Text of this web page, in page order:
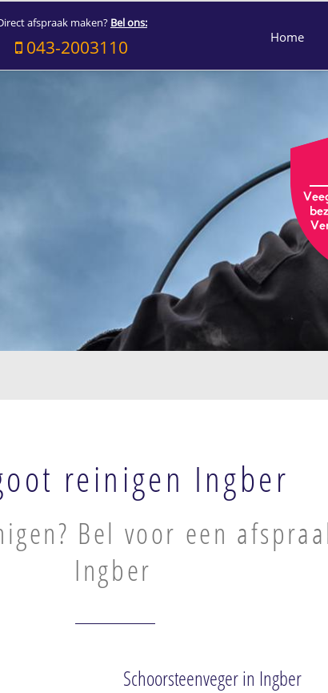
afspraak maken? Bel ons:
043-2003110 Home
reinigen Ingber
Bel voor een
Ingber
Schoorsteenveger in Ingber